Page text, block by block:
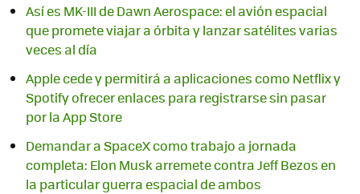
Así es MK-III de Dawn Aerospace: el avión espacial
que promete viajar a órbita y lanzar satélites varias
veces al día
Apple cede y permitirá a aplicaciones como Netflix y
Spotify ofrecer enlaces para registrarse sin pasar
por la App Store
Demandar a SpaceX como trabajo a jornada
completa: Elon Musk arremete contra Jeff Bezos en
la particular guerra espacial de ambos